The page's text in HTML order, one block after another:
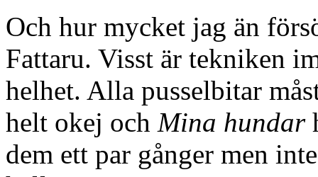
Och hur mycket jag än
Fattaru. Visst är tekniken
helhet. Alla pusselbitar
helt okej och Mina hundar
dem ett par gånger men